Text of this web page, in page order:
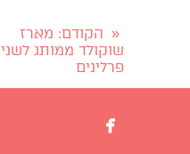
« הקודם: מארז
שוקולד ממותג לשני
פרלינים
